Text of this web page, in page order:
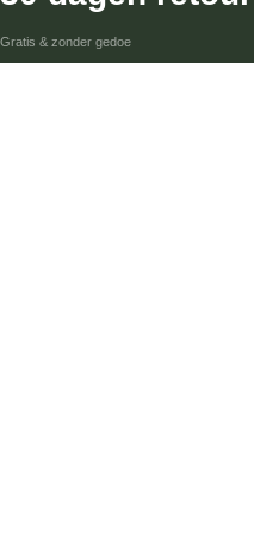
Gratis & zonder gedoe